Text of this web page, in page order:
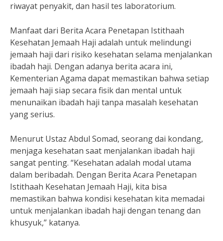
riwayat penyakit, dan hasil tes laboratorium.
Manfaat dari Berita Acara Penetapan Istithaah
Kesehatan Jemaah Haji adalah untuk melindungi
jemaah haji dari risiko kesehatan selama menjalankan
ibadah haji. Dengan adanya berita acara ini,
Kementerian Agama dapat memastikan bahwa setiap
jemaah haji siap secara fisik dan mental untuk
menunaikan ibadah haji tanpa masalah kesehatan
yang serius.
Menurut Ustaz Abdul Somad, seorang dai kondang,
menjaga kesehatan saat menjalankan ibadah haji
sangat penting. “Kesehatan adalah modal utama
dalam beribadah. Dengan Berita Acara Penetapan
Istithaah Kesehatan Jemaah Haji, kita bisa
memastikan bahwa kondisi kesehatan kita memadai
untuk menjalankan ibadah haji dengan tenang dan
khusyuk,” katanya.